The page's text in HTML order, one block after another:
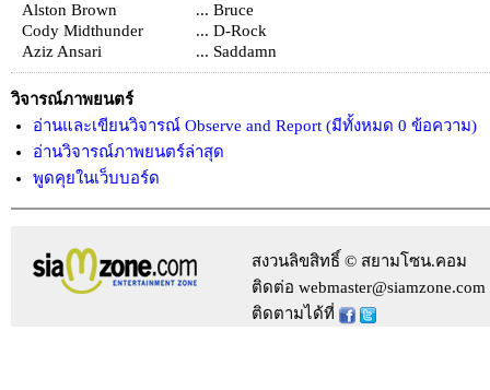
Alston Brown
... Bruce
Cody Midthunder
... D-Rock
Aziz Ansari
... Saddamn
วิจารณ์ภาพยนตร์
อ่านและเขียนวิจารณ์ Observe and Report (มีทั้งหมด 0 ข้อความ)
อ่านวิจารณ์ภาพยนตร์ล่าสุด
พูดคุยในเว็บบอร์ด
สงวนลิขสิทธิ์ © สยามโซน.คอม
ติดต่อ webmaster@siamzone.com
ติดตามได้ที่